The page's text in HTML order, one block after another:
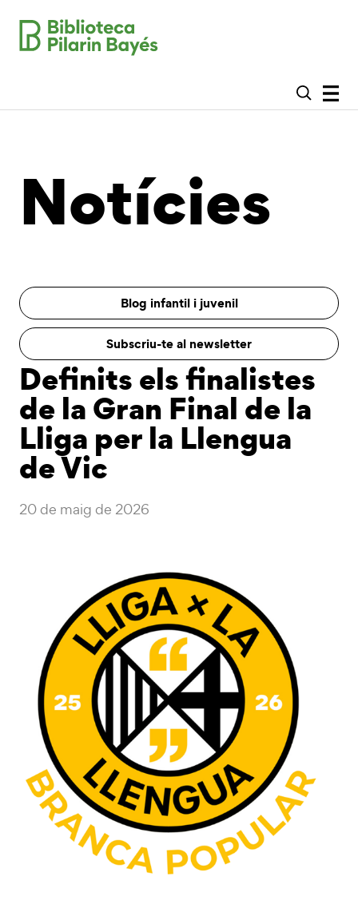
Notícies
Blog infantil i juvenil
Subscriu-te al newsletter
Definits els finalistes
de la Gran Final de la
Lliga per la Llengua
de Vic
20 de maig de 2026